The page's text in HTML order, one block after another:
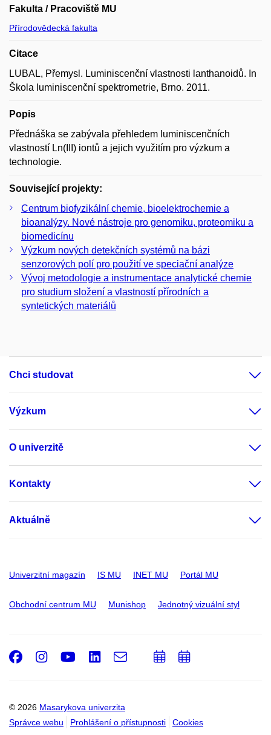
Fakulta / Pracoviště MU
Přírodovědecká fakulta
Citace
LUBAL, Přemysl. Luminiscenční vlastnosti lanthanoidů. In
Škola luminiscenční spektrometrie, Brno. 2011.
Popis
Přednáška se zabývala přehledem luminiscenčních
vlastností Ln(III) iontů a jejich využitím pro výzkum a
technologie.
Související projekty:
Centrum biofyzikální chemie, bioelektrochemie a
bioanalýzy. Nové nástroje pro genomiku, proteomiku a
biomedicínu
Výzkum nových detekčních systémů na bázi
senzorových polí pro použití ve speciační analýze
Vývoj metodologie a instrumentace analytické chemie
pro studium složení a vlastností přírodních a
syntetických materiálů
Chci studovat
Výzkum
O univerzitě
Kontakty
Aktuálně
Univerzitní magazín IS MU INET MU Portál MU
Obchodní centrum MU Munishop Jednotný vizuální styl
© 2026 Masarykova univerzita
Správce webu
Prohlášení o přístupnosti Cookies
Facebook
Instagram
Youtube
LinkedIn
e-
PřidatPřidat